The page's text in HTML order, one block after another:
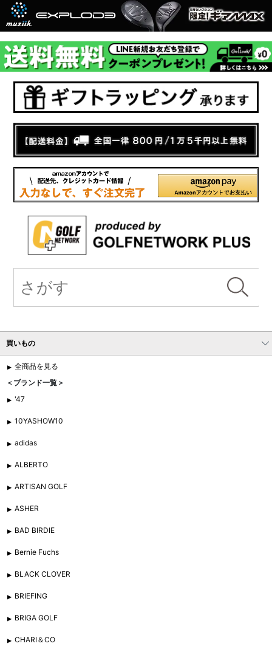
買いもの
全商品を見る
＜ブランド一覧＞
'47
10YASHOW10
adidas
ALBERTO
ARTISAN GOLF
ASHER
BAD BIRDIE
Bernie Fuchs
BLACK CLOVER
BRIEFING
BRIGA GOLF
CHARI＆CO